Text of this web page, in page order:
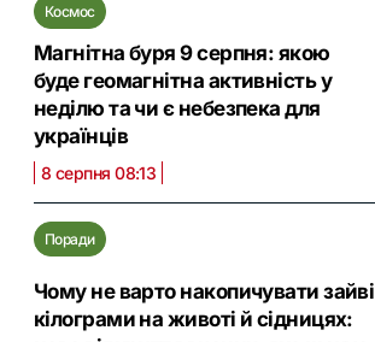
Космос
Магнітна буря 9 серпня: якою
буде геомагнітна активність у
неділю та чи є небезпека для
українців
8 серпня 08:13
Поради
Чому не варто накопичувати зайві
кілограми на животі й сідницях: